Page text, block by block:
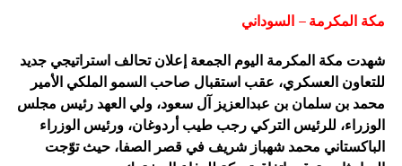
مكة المكرمة – السوداني
شهدت مكة المكرمة اليوم الجمعة إعلان تحالف استراتيجي جديد
للتعاون العسكري، عقب استقبال صاحب السمو الملكي الأمير
محمد بن سلمان بن عبدالعزيز آل سعود، ولي العهد رئيس مجلس
الوزراء، للرئيس التركي رجب طيب أردوغان، ورئيس الوزراء
الباكستاني محمد شهباز شريف في قصر الصفا، حيث توّجت